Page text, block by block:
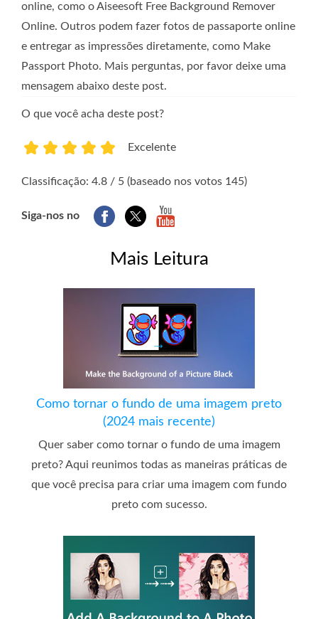
online, como o Aiseesoft Free Background Remover
Online. Outros podem fazer fotos de passaporte online
e entregar as impressões diretamente, como Make
Passport Photo. Mais perguntas, por favor deixe uma
mensagem abaixo deste post.
O que você acha deste post?
Excelente
Classificação: 4.8 / 5 (baseado nos votos 145)
Siga-nos no
Mais Leitura
Como tornar o fundo de uma imagem preto
(2024 mais recente)
Quer saber como tornar o fundo de uma imagem
preto? Aqui reunimos todas as maneiras práticas de
que você precisa para criar uma imagem com fundo
preto com sucesso.